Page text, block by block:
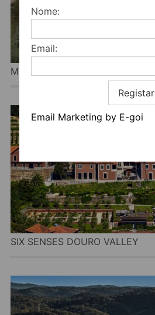
Nome:
Email:
Registar
Email Marketing by E-goi
MONTE FALPERRAS
SIX SENSES DOURO VALLEY